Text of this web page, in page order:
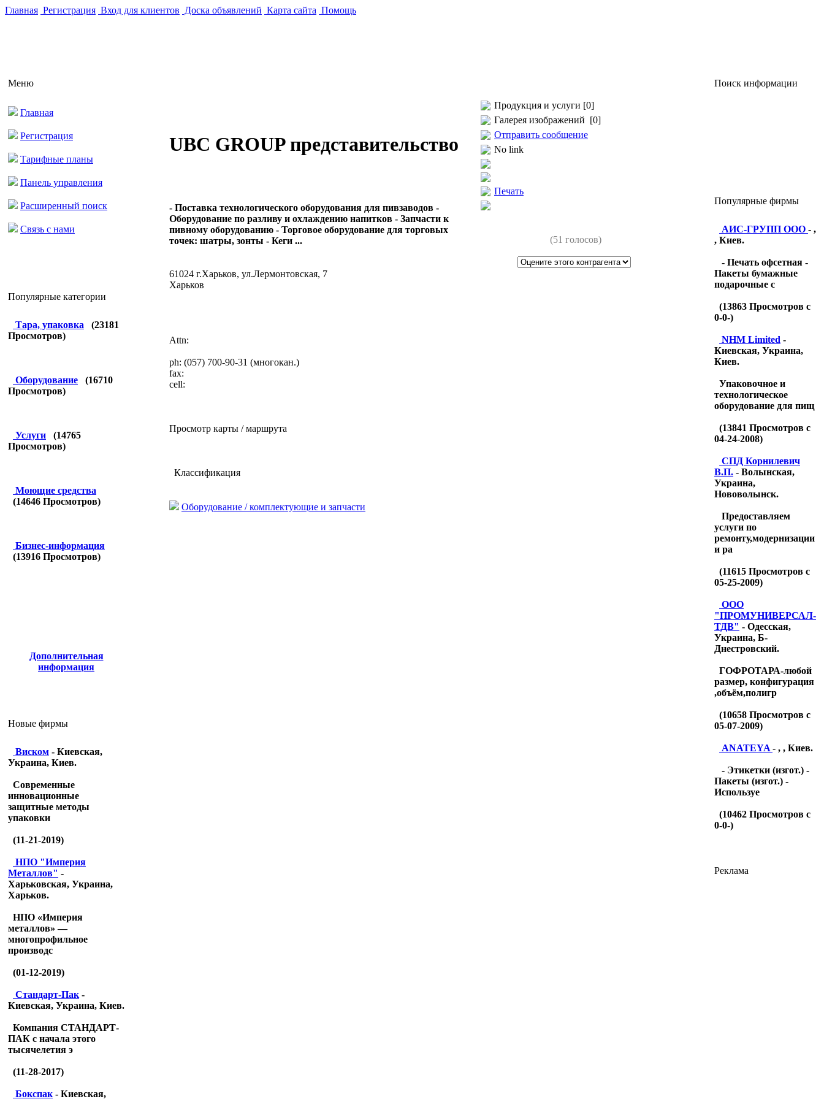
Главная Регистрация Вход для клиентов Доска объявлений Карта сайта Помощь
Меню
Главная
Регистрация
Тарифные планы
Панель управления
Расширенный поиск
Связь с нами
Популярные категории
Тара, упаковка (23181
Просмотров)
Оборудование (16710
Просмотров)
Услуги (14765
Просмотров)
Моющие средства
(14646 Просмотров)
Бизнес-информация
(13916 Просмотров)
Дополнительная
информация
Новые фирмы
Виском - Киевская,
Украина, Киев.
Современные
инновационные
защитные методы
упаковки
(11-21-2019)
НПО "Империя
Металлов" -
Харьковская, Украина,
Харьков.
НПО «Империя
металлов» —
многопрофильное
производс
(01-12-2019)
Стандарт-Пак -
Киевская, Украина, Киев.
Компания СТАНДАРТ-
ПАК с начала этого
тысячелетия э
(11-28-2017)
Бокспак - Киевская,
UBC GROUP представительство
- Поставка технологического оборудования для пивзаводов -
Оборудование по разливу и охлаждению напитков - Запчасти к
пивному оборудованию - Торговое оборудование для торговых
точек: шатры, зонты - Кеги ...
61024 г.Харьков, ул.Лермонтовская, 7
Харьков
Attn:
ph: (057) 700-90-31 (многокан.)
fax:
cell:
Просмотр карты / маршрута
Классификация
Оборудование / комплектующие и запчасти
Продукция и услуги [0]
Галерея изображений [0]
Отправить сообщение
No link
Печать
(51 голосов)
Поиск информации
Популярные фирмы
АИС-ГРУПП ООО - ,
, Киев.
- Печать офсетная -
Пакеты бумажные
подарочные с
(13863 Просмотров с
0-0-)
NHM Limited -
Киевская, Украина,
Киев.
Упаковочное и
технологическое
оборудование для пищ
(13841 Просмотров с
04-24-2008)
CПД Корнилевич
В.П. - Волынская,
Украина,
Нововолынск.
Предоставляем
услуги по
ремонту,модернизации
и ра
(11615 Просмотров с
05-25-2009)
OOO
"ПРОМУНИВЕРСАЛ-
ТДB" - Одесская,
Украина, Б-
Днестровский.
ГОФРОТАРА-любой
размер, конфигурация
,объём,полигр
(10658 Просмотров с
05-07-2009)
ANATEYA - , , Киев.
- Этикетки (изгот.) -
Пакеты (изгот.) -
Используе
(10462 Просмотров с
0-0-)
Реклама